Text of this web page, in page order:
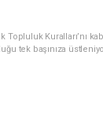
Topluluk Kuralları’nı
tek başınıza